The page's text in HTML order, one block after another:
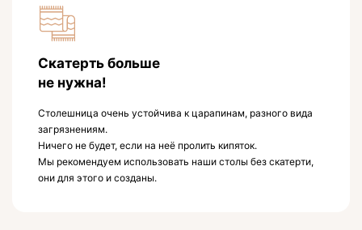
Скатерть больше
не нужна!
Столешница очень устойчива к царапинам, разного вида
загрязнениям.
Ничего не будет, если на неё пролить кипяток.
Мы рекомендуем использовать наши столы без скатерти,
они для этого и созданы.